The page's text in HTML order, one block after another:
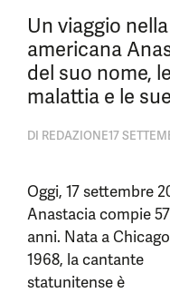
Un viaggio
americana
del suo nome,
malattia e le
DI REDAZIONE17
Oggi, 17 settembre
Anastacia compie 57
anni. Nata a
1968, la cantante
statunitense è